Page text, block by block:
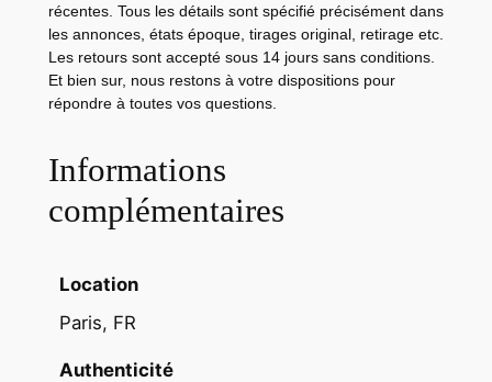
B
B
Y
C
R
D
S
O
récentes. Tous les détails sont spécifié précisément dans
les annonces, états époque, tirages original, retirage etc.
Les retours sont accepté sous 14 jours sans conditions.
Et bien sur, nous restons à votre dispositions pour
répondre à toutes vos questions.
Informations
complémentaires
Location
Paris, FR
Authenticité